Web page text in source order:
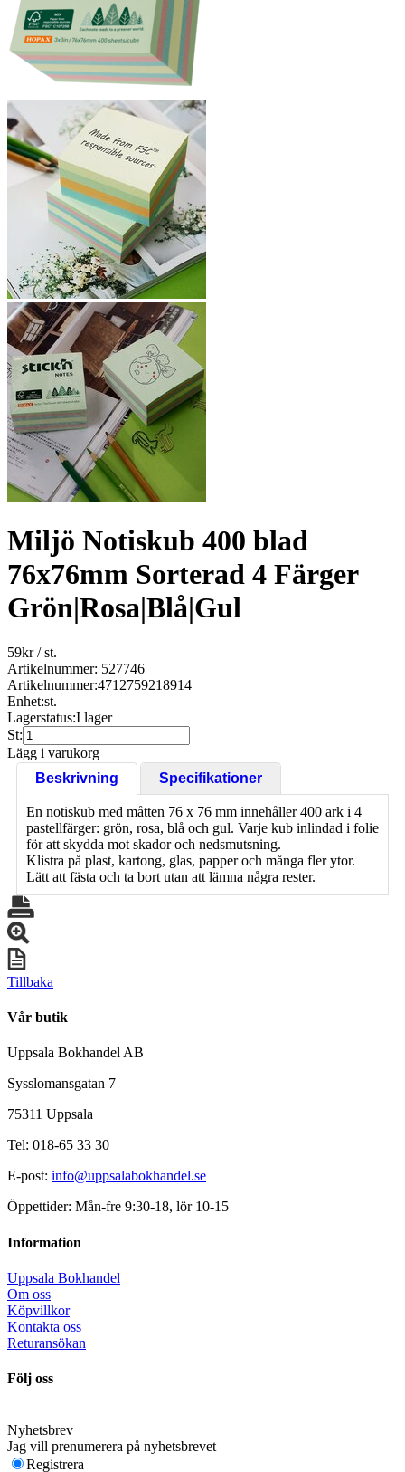
Miljö Notiskub 400 blad
76x76mm Sorterad 4 Färger
Grön|Rosa|Blå|Gul
59kr/ st.
Artikelnummer: 527746
Artikelnummer:4712759218914
Enhet:st.
Lagerstatus:I lager
St:
Lägg i varukorg
Beskrivning
Specifikationer
En notiskub med måtten 76 x 76 mm innehåller 400 ark i 4
pastellfärger: grön, rosa, blå och gul. Varje kub inlindad i folie
för att skydda mot skador och nedsmutsning.
Klistra på plast, kartong, glas, papper och många fler ytor.
Lätt att fästa och ta bort utan att lämna några rester.
Tillbaka
Vår butik
Uppsala Bokhandel AB
Sysslomansgatan 7
75311 Uppsala
Tel: 018-65 33 30
E-post: info@uppsalabokhandel.se
Öppettider: Mån-fre 9:30-18, lör 10-15
Information
Uppsala Bokhandel
Om oss
Köpvillkor
Kontakta oss
Returansökan
Följ oss
Nyhetsbrev
Jag vill prenumerera på nyhetsbrevet
Registrera